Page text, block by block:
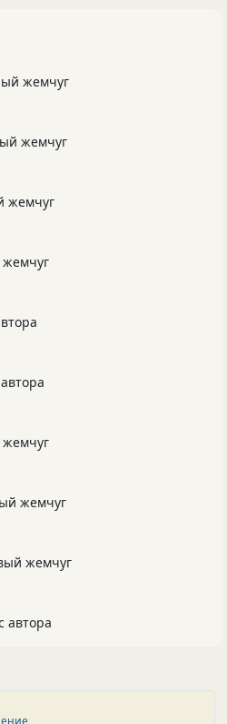
жемчуг
жемчуг
жемчуг
жемчуг
жемчуг
автора